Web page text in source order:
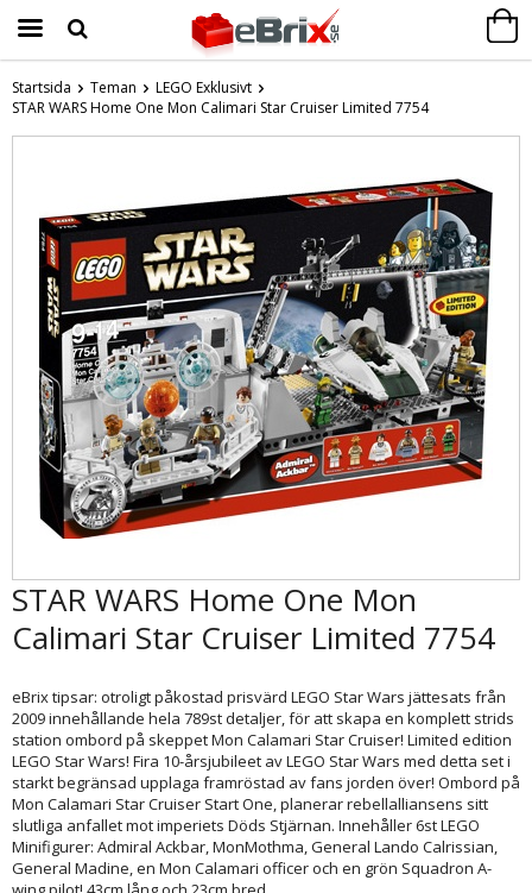
Produkten har blivit tillagd i varukorgen
Startsida Teman
LEGO Exklusivt
STAR WARS Home One Mon Calimari Star Cruiser Limited 7754
STAR WARS Home One Mon
Calimari Star Cruiser Limited 7754
eBrix tipsar: otroligt påkostad prisvärd LEGO Star Wars jättesats från
2009 innehållande hela 789st detaljer, för att skapa en komplett strids
station ombord på skeppet Mon Calamari Star Cruiser! Limited edition
LEGO Star Wars! Fira 10-årsjubileet av LEGO Star Wars med detta set i
starkt begränsad upplaga framröstad av fans jorden över! Ombord på
Mon Calamari Star Cruiser Start One, planerar rebellalliansens sitt
slutliga anfallet mot imperiets Döds Stjärnan. Innehåller 6st LEGO
Minifigurer: Admiral Ackbar, MonMothma, General Lando Calrissian,
General Madine, en Mon Calamari officer och en grön Squadron A-